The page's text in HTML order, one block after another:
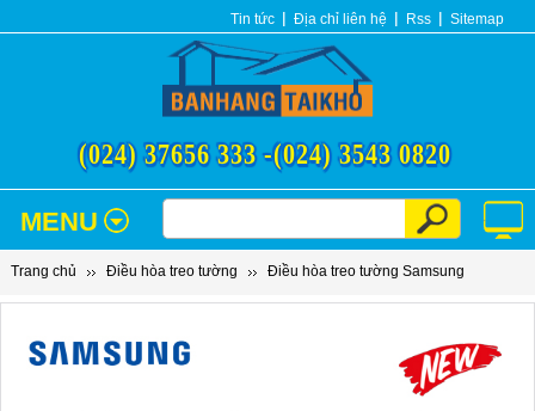
Tin tức Địa chỉ liên hệ Rss Sitemap
(024) 37656 333 -(024) 3543 0820
MENU
Trang chủ Điều hòa treo tường Điều hòa treo tường Samsung